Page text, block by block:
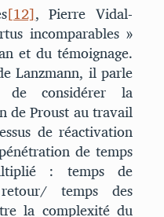
[12], Pierre Vidal-
incomparables »
et du témoignage.
Lanzmann, il parle
considérer la
de Proust au travail
de réactivation
de temps
: temps de
temps des
la complexité du